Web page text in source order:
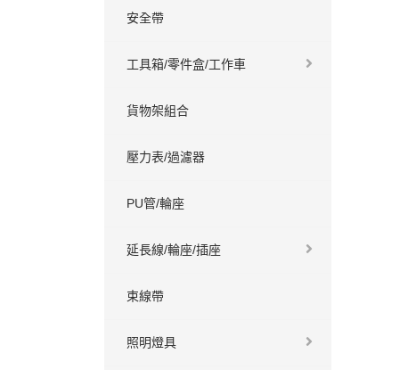
安全帶
工具箱/零件盒/工作車
貨物架組合
壓力表/過濾器
PU管/輪座
延長線/輪座/插座
束線帶
照明燈具